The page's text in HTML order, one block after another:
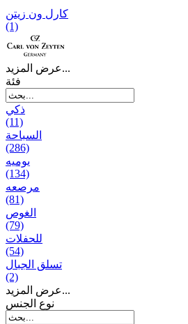
کارل ون زیتن
(1)
عرض المزيد...
فئة
ذكي
(11)
السباحة
(286)
يومیه
(134)
مرصعه
(81)
الغوص
(79)
للحفلات
(54)
تسلق الجبال
(2)
عرض المزيد...
نوع الجنس